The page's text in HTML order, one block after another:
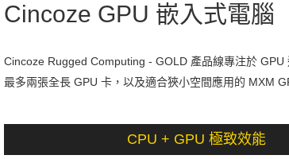
Cincoze GPU 嵌入式電腦
Cincoze Rugged Computing - GOLD 產品線專注於
最多兩張全長 GPU 卡，以及適合狹小空間應用的 MXM
CPU + GPU 極致效能